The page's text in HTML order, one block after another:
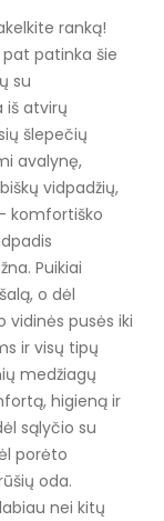
ranką!
patinka šie
su
iš atvirų
šlepečių
avalynę,
vidpadžių,
komfortiško
Puikiai
o dėl
vidinės pusės iki
ir visų tipų
medžiagų
higieną ir
sąlyčio su
porėto
oda.
nei kitų